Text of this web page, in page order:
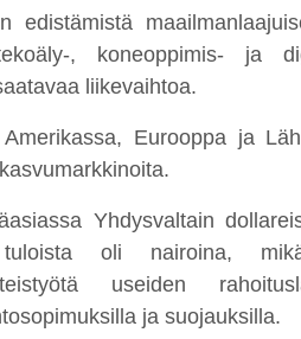
edistämistä
, koneoppimis- ja
liikevaihtoa.
Eurooppa ja
Yhdysvaltain
tuloista oli nairoina,
useiden
ja suojauksilla.